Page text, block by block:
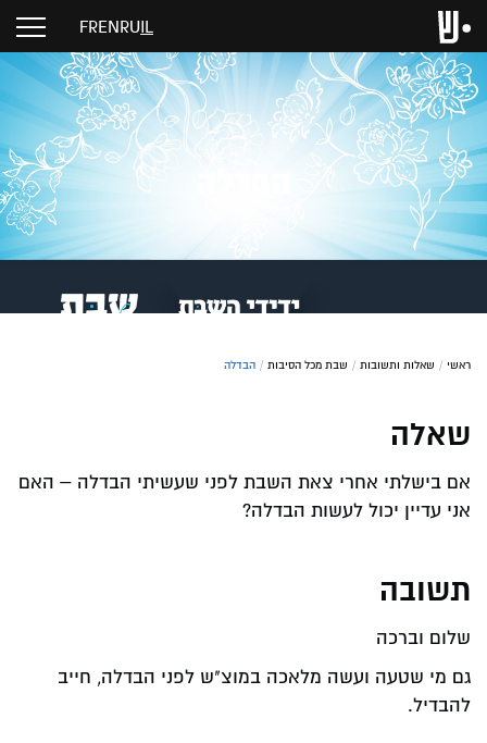
IL
RU
EN
FR
ראשי / שאלות ותשובות / שבת מכל הסיבות / הבדלה
שאלה
אם בישלתי אחרי צאת השבת לפני שעשיתי הבדלה – האם
אני עדיין יכול לעשות הבדלה?
תשובה
שלום וברכה
גם מי שטעה ועשה מלאכה במוצ"ש לפני הבדלה, חייב
להבדיל.